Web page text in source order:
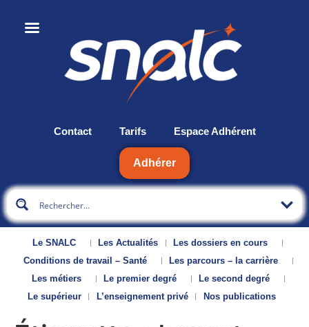
Contact Tarifs Espace Adhérent
Adhérer
Le SNALC Les Actualités
Les dossiers en cours
Conditions de travail – Santé
Les parcours – la carrière
Les métiers
Le premier degré
Le second degré
Le supérieur
L’enseignement privé Nos publications